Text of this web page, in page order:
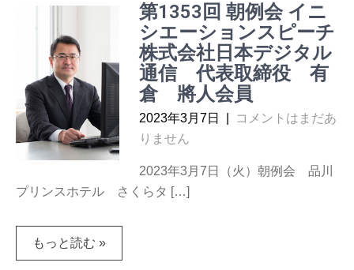
第1353回 朝例会 イニ
シエーションスピーチ
株式会社日本デジタル
通信 代表取締役 有
倉 將人会員
2023年3月7日
コメントはまだあ
りません
2023年3月7日（火）朝例会 品川
プリンスホテル さくらタ […]
もっと読む »